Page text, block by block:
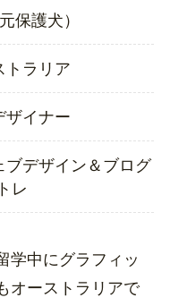
保護犬）
トラリア
ザイナー
ブデザイン＆ブログ
レ
学中にグラフィッ
オーストラリアで